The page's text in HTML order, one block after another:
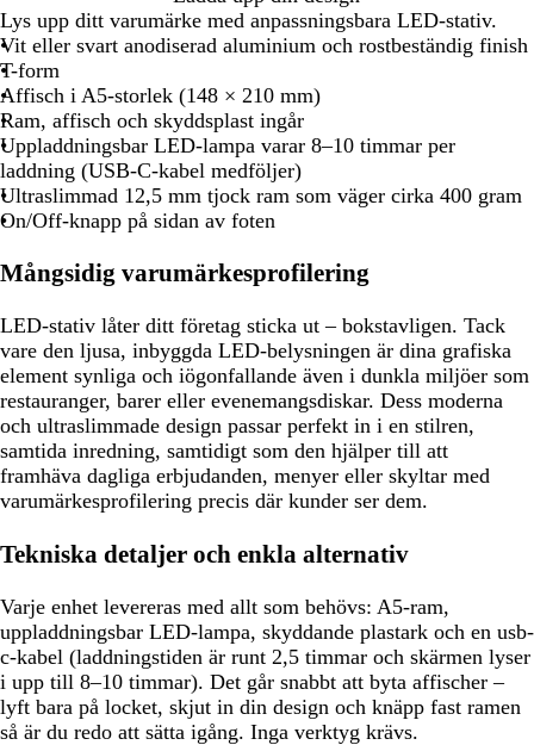
Lys upp ditt varumärke med anpassningsbara LED-stativ.
Vit eller svart anodiserad aluminium och rostbeständig finish
T-form
Affisch i A5-storlek (148 × 210 mm)
Ram, affisch och skyddsplast ingår
Uppladdningsbar LED-lampa varar 8–10 timmar per
laddning (USB-C-kabel medföljer)
Ultraslimmad 12,5 mm tjock ram som väger cirka 400 gram
On/Off-knapp på sidan av foten
Mångsidig varumärkesprofilering
LED-stativ låter ditt företag sticka ut – bokstavligen. Tack
vare den ljusa, inbyggda LED-belysningen är dina grafiska
element synliga och iögonfallande även i dunkla miljöer som
restauranger, barer eller evenemangsdiskar. Dess moderna
och ultraslimmade design passar perfekt in i en stilren,
samtida inredning, samtidigt som den hjälper till att
framhäva dagliga erbjudanden, menyer eller skyltar med
varumärkesprofilering precis där kunder ser dem.
Tekniska detaljer och enkla alternativ
Varje enhet levereras med allt som behövs: A5-ram,
uppladdningsbar LED-lampa, skyddande plastark och en usb-
c-kabel (laddningstiden är runt 2,5 timmar och skärmen lyser
i upp till 8–10 timmar). Det går snabbt att byta affischer –
lyft bara på locket, skjut in din design och knäpp fast ramen
så är du redo att sätta igång. Inga verktyg krävs.